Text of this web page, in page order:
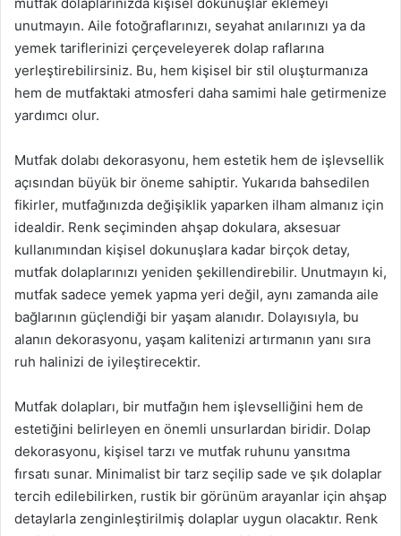
unutmayın. Aile fotoğraflarınızı, seyahat anılarınızı ya da
yemek tariflerinizi çerçeveleyerek dolap raflarına
yerleştirebilirsiniz. Bu, hem kişisel bir stil oluşturmanıza
hem de mutfaktaki atmosferi daha samimi hale getirmenize
yardımcı olur.
Mutfak dolabı dekorasyonu, hem estetik hem de işlevsellik
açısından büyük bir öneme sahiptir. Yukarıda bahsedilen
fikirler, mutfağınızda değişiklik yaparken ilham almanız için
idealdir. Renk seçiminden ahşap dokulara, aksesuar
kullanımından kişisel dokunuşlara kadar birçok detay,
mutfak dolaplarınızı yeniden şekillendirebilir. Unutmayın ki,
mutfak sadece yemek yapma yeri değil, aynı zamanda aile
bağlarının güçlendiği bir yaşam alanıdır. Dolayısıyla, bu
alanın dekorasyonu, yaşam kalitenizi artırmanın yanı sıra
ruh halinizi de iyileştirecektir.
Mutfak dolapları, bir mutfağın hem işlevselliğini hem de
estetiğini belirleyen en önemli unsurlardan biridir. Dolap
dekorasyonu, kişisel tarzı ve mutfak ruhunu yansıtma
fırsatı sunar. Minimalist bir tarz seçilip sade ve şık dolaplar
tercih edilebilirken, rustik bir görünüm arayanlar için ahşap
detaylarla zenginleştirilmiş dolaplar uygun olacaktır. Renk